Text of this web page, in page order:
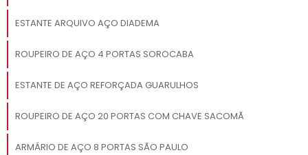
ESTANTE ARQUIVO AÇO DIADEMA
ROUPEIRO DE AÇO 4 PORTAS SOROCABA
ESTANTE DE AÇO REFORÇADA GUARULHOS
ROUPEIRO DE AÇO 20 PORTAS COM CHAVE SACOMÃ
ARMÁRIO DE AÇO 8 PORTAS SÃO PAULO